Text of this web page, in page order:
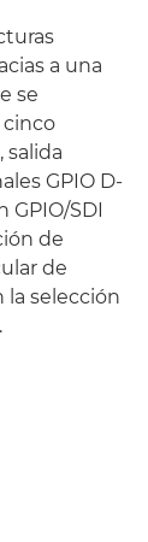
a una
se
cinco
salida
GPIO D-
GPIO/SDI
de
de
la selección